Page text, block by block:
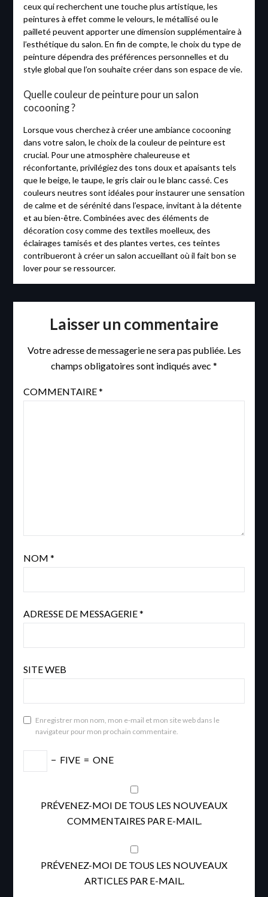
ceux qui recherchent une touche plus artistique, les
peintures à effet comme le velours, le métallisé ou le
pailleté peuvent apporter une dimension supplémentaire à
l’esthétique du salon. En fin de compte, le choix du type de
peinture dépendra des préférences personnelles et du
style global que l’on souhaite créer dans son espace de vie.
Quelle couleur de peinture pour un salon
cocooning ?
Lorsque vous cherchez à créer une ambiance cocooning
dans votre salon, le choix de la couleur de peinture est
crucial. Pour une atmosphère chaleureuse et
réconfortante, privilégiez des tons doux et apaisants tels
que le beige, le taupe, le gris clair ou le blanc cassé. Ces
couleurs neutres sont idéales pour instaurer une sensation
de calme et de sérénité dans l’espace, invitant à la détente
et au bien-être. Combinées avec des éléments de
décoration cosy comme des textiles moelleux, des
éclairages tamisés et des plantes vertes, ces teintes
contribueront à créer un salon accueillant où il fait bon se
lover pour se ressourcer.
Laisser un commentaire
Votre adresse de messagerie ne sera pas publiée. Les
champs obligatoires sont indiqués avec *
COMMENTAIRE*
NOM *
ADRESSE DE MESSAGERIE*
SITE WEB
Enregistrer mon nom, mon e-mail et mon site web dans le
navigateur pour mon prochain commentaire.
− FIVE = ONE
PRÉVENEZ-MOI DE TOUS LES NOUVEAUX
COMMENTAIRES PAR E-MAIL.
PRÉVENEZ-MOI DE TOUS LES NOUVEAUX
ARTICLES PAR E-MAIL.